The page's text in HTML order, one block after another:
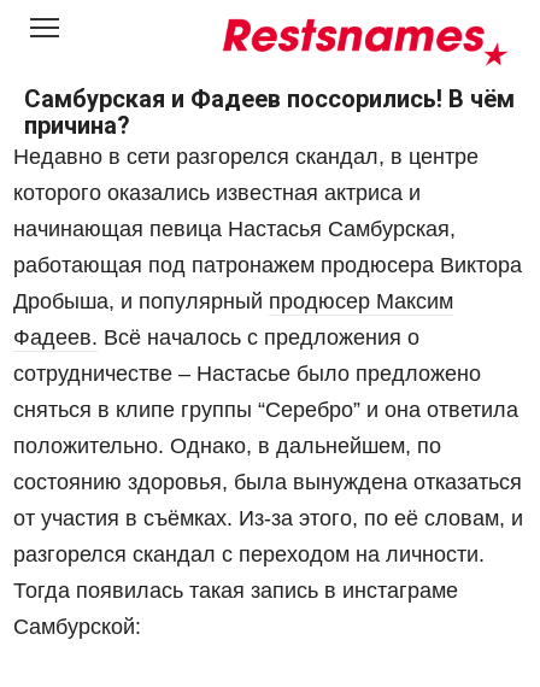
Перейти
Самбурская и Фадеев поссорились! В чём
причина?
Недавно в сети разгорелся скандал, в центре
которого оказались известная актриса и
начинающая певица Настасья Самбурская,
работающая под патронажем продюсера Виктора
Дробыша, и популярный продюсер Максим
Фадеев. Всё началось с предложения о
сотрудничестве – Настасье было предложено
сняться в клипе группы “Серебро” и она ответила
положительно. Однако, в дальнейшем, по
состоянию здоровья, была вынуждена отказаться
от участия в съёмках. Из-за этого, по её словам, и
разгорелся скандал с переходом на личности.
Тогда появилась такая запись в инстаграме
Самбурской: